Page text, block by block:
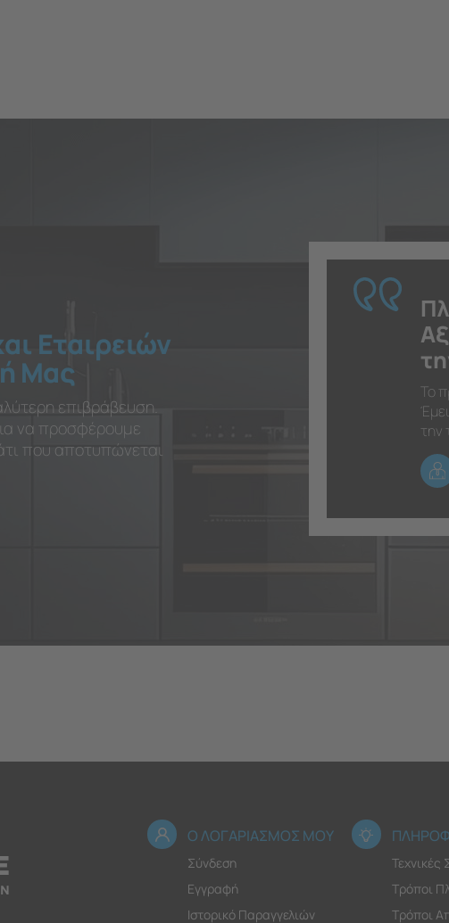
Εταιρειών
Μας
επιβράβευση.
να προσφέρουμε
που αποτυπώνεται
Το
την
Ο ΛΟΓΑΡΙΑΣΜΟΣ ΜΟΥ
Σύνδεση
Εγγραφή
Ιστορικό Παραγγελιών
Τεχνικές
Τρόποι
Τρόποι